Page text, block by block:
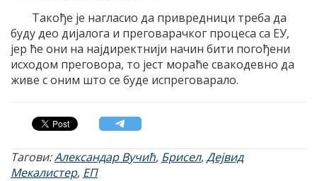
Такође је нагласио да привредници треба да
буду део дијалога и преговарачког процеса са ЕУ,
јер ће они на најдиректнији начин бити погођени
исходом преговора, то јест мораће свакодевно да
живе с оним што се буде испреговарало.
Тагови:Александар Вучић, Брисел,Дејвид
Мекалистер, ЕП